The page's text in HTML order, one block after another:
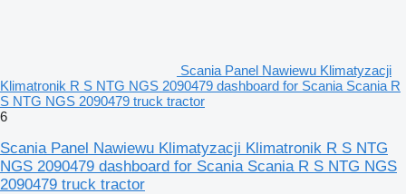
Scania Panel Nawiewu Klimatyzacji
Klimatronik R S NTG NGS 2090479 dashboard for Scania Scania R
S NTG NGS 2090479 truck tractor
6
Scania Panel Nawiewu Klimatyzacji Klimatronik R S NTG
NGS 2090479 dashboard for Scania Scania R S NTG NGS
2090479 truck tractor